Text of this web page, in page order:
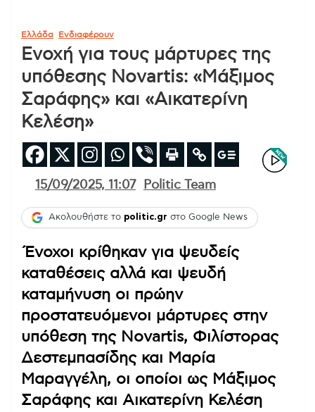
Ελλάδα Ενδιαφέρουν
Ενοχή για τους μάρτυρες της
υπόθεσης Novartis: «Μάξιμος
Σαράφης» και «Αικατερίνη
Κελέση»
15/09/2025, 11:07 Politic Team
Ακολουθήστε το politic.gr στο Google News
Ένοχοι κρίθηκαν για ψευδείς
καταθέσεις αλλά και ψευδή
καταμήνυση οι πρώην
προστατευόμενοι μάρτυρες στην
υπόθεση της Novartis, Φιλίστορας
Δεστεμπασίδης και Μαρία
Μαραγγέλη, οι οποίοι ως Μάξιμος
Σαράφης και Αικατερίνη Κελέση